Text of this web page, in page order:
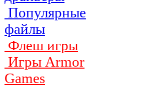
Популярные
файлы
Флеш игры
Игры Armor
Games